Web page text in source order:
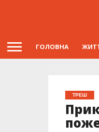
ГОЛОВНА
ТРЕШ